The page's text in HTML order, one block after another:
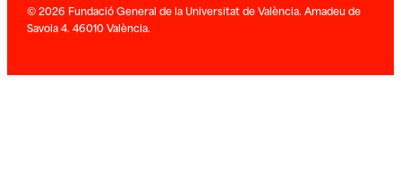
© 2026 Fundació General de la Universitat de València. Amadeu de
Savoia 4. 46010 València.